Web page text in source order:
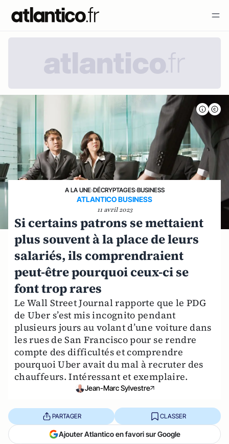
A LA UNE›DÉCRYPTAGES›BUSINESS
ATLANTICO BUSINESS
11 avril 2023
Si certains patrons se mettaient
plus souvent à la place de leurs
salariés, ils comprendraient
peut-être pourquoi ceux-ci se
font trop rares
Le Wall Street Journal rapporte que le PDG
de Uber s’est mis incognito pendant
plusieurs jours au volant d’une voiture dans
les rues de San Francisco pour se rendre
compte des difficultés et comprendre
pourquoi Uber avait du mal à recruter des
chauffeurs. Intéressant et exemplaire.
Jean-Marc Sylvestre
PARTAGER CLASSER
Ajouter Atlantico en favori sur Google